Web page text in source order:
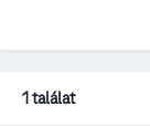
1 találat